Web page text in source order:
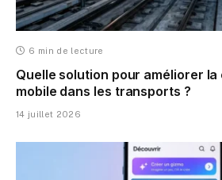
6 min de lecture
Quelle solution pour améliorer
mobile dans les transports ?
14 juillet 2026